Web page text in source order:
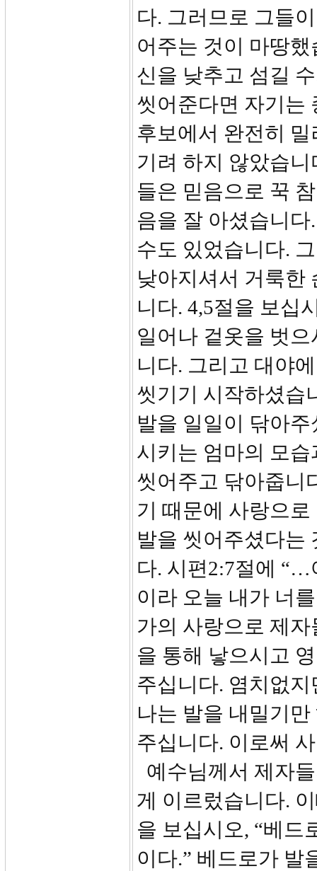
다. 그러므로 그들
어주는 것이 마땅
신을 낮추고 섬길
씻어준다면 자기는
후보에서 완전히
기려 하지 않았습
들은 믿음으로 꾹
음을 잘 아셨습니
수도 있었습니다.
낮아지셔서 거룩한
니다. 4,5절을 보십
일어나 겉옷을 벗
니다. 그리고 대야
씻기기 시작하셨습
발을 일일이 닦아
시키는 엄마의 모
씻어주고 닦아줍니
기 때문에 사랑으
발을 씻어주셨다는
다. 시편2:7절에 “…
이라 오늘 내가 너
가의 사랑으로 제
을 통해 낳으시고
주십니다. 염치없
나는 발을 내밀기
주십니다. 이로써
예수님께서 제자
게 이르렀습니다.
을 보십시오, “베드
이다.” 베드로가 발